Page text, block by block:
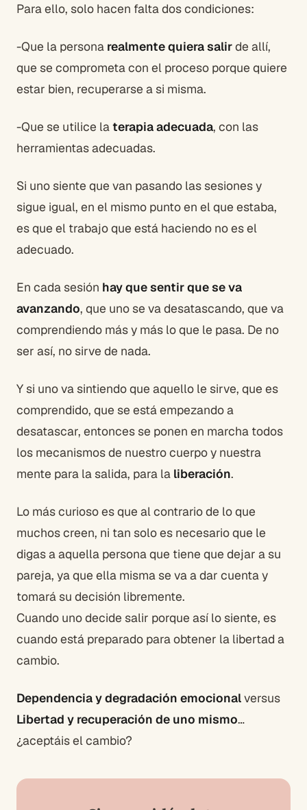
Para ello, solo hacen falta dos condiciones:
-Que la persona realmente quiera salirde allí,
que se comprometa con el proceso porque quiere
estar bien, recuperarse a si misma.
-Que se utilice laterapia adecuada, con las
herramientas adecuadas.
Si uno siente que van pasando las sesiones y
sigue igual, en el mismo punto en el que estaba,
es que el trabajo que está haciendo no es el
adecuado.
En cada sesión hay que sentir que se va
avanzando, que uno se va desatascando, que va
comprendiendo más y más lo que le pasa. De no
ser así, no sirve de nada.
Y si uno va sintiendo que aquello le sirve, que es
comprendido, que se está empezando a
desatascar, entonces se ponen en marcha todos
los mecanismos de nuestro cuerpo y nuestra
mente para la salida, para la liberación.
Lo más curioso es que al contrario de lo que
muchos creen, ni tan solo es necesario que le
digas a aquella persona que tiene que dejar a su
pareja, ya que ella misma se va a dar cuenta y
tomará su decisión libremente.
Cuando uno decide salir porque así lo siente, es
cuando está preparado para obtener la libertad a
cambio.
Dependencia y degradación emocionalversus
Libertad y recuperación de uno mismo…
¿aceptáis el cambio?